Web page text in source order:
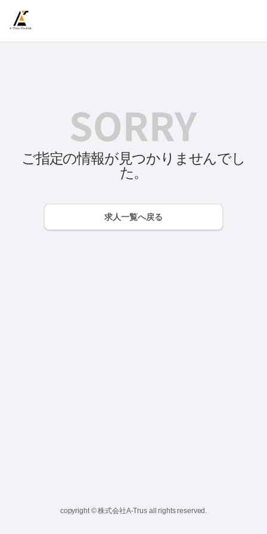
ご指定の情報が見つかりませんでし
た。
求人一覧へ戻る
copyright © 株式会社A-Trus all rights reserved.